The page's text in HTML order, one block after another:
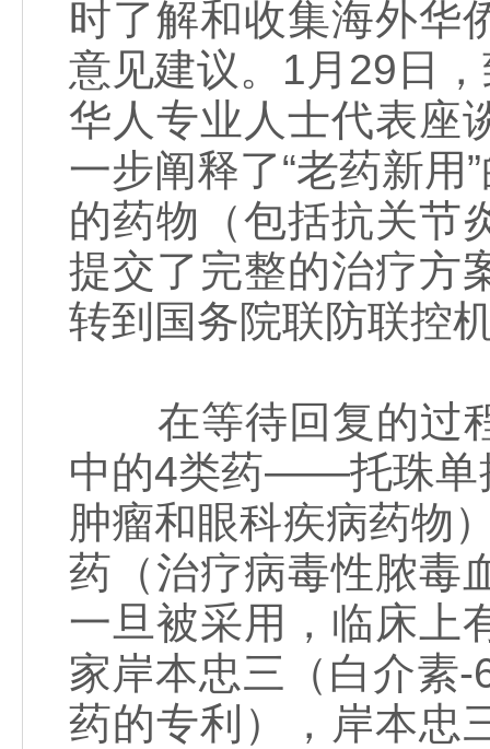
时了解和收集海外华
意见建议。1月29日
华人专业人士代表座
一步阐释了“老药新用
的药物（包括抗关节
提交了完整的治疗方
转到国务院联防联控
在等待回复的过程
中的4类药——托珠单
肿瘤和眼科疾病药物
药（治疗病毒性脓毒
一旦被采用，临床上
家岸本忠三（白介素
药的专利），岸本忠